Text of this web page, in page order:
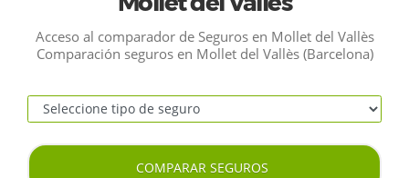
Acceso al comparador de Seguros en Mollet del Vallès
Comparación seguros en Mollet del Vallès (Barcelona)
COMPARAR SEGUROS